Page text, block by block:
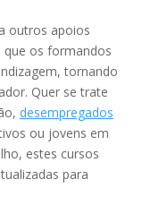
outros apoios
os formandos
tornando
Quer se trate
desempregados
ou jovens em
estes cursos
para